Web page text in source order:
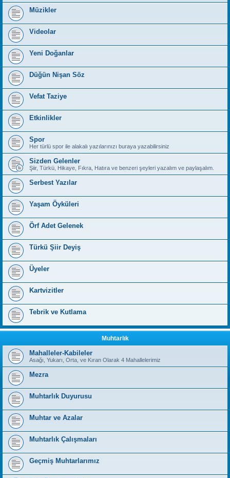
Müzikler
Videolar
Yeni Doğanlar
Düğün Nişan Söz
Vefat Taziye
Etkinlikler
Spor
Her türlü spor ile alakalı yazılarınızı buraya yazabilirsiniz
Sizden Gelenler
Şiir, Türkü, Hikaye, Fıkra, Hatıra ve benzeri şeyleri yazalım ve paylaşalım.
Serbest Yazılar
Yaşam Öyküleri
Örf Adet Gelenek
Türkü Şiir Deyiş
Üyeler
Kartvizitler
Tebrik ve Kutlama
Muhtarlık
Mahalleler-Kabileler
Asağı, Yukarı, Orta, ve Kıran Olarak 4 Mahallelerimiz
Mezra
Muhtarlık Duyurusu
Muhtar ve Azalar
Muhtarlık Çalışmaları
Geçmiş Muhtarlarımız